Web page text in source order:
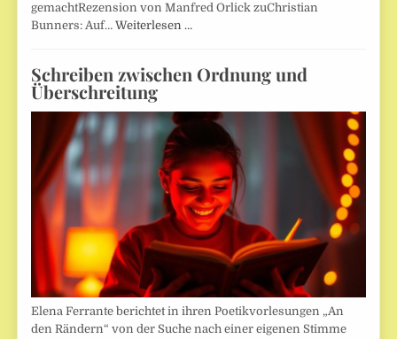
gemachtRezension von Manfred Orlick zuChristian
Bunners: Auf…Weiterlesen …
Schreiben zwischen Ordnung und
Überschreitung
Elena Ferrante berichtet in ihren Poetikvorlesungen „An
den Rändern“ von der Suche nach einer eigenen Stimme